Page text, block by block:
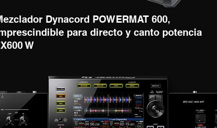
Dynacord POWERMAT 600,
para directo y canto potencia
W